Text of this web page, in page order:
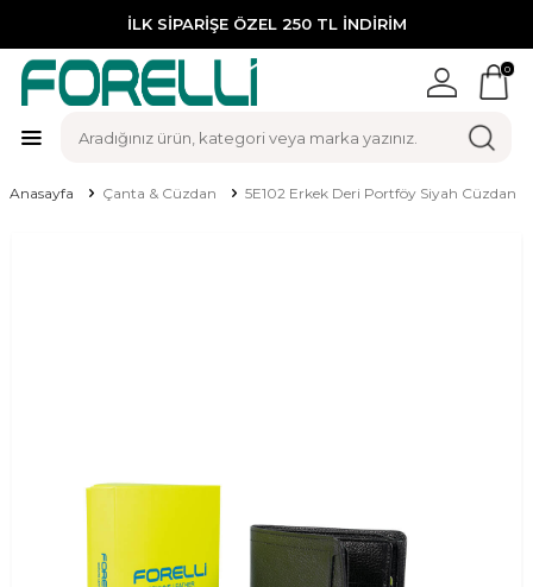
İLK SİPARİŞE ÖZEL 250 TL İNDİRİM
0
Anasayfa Çanta & Cüzdan 5E102 Erkek Deri Portföy Siyah Cüzdan